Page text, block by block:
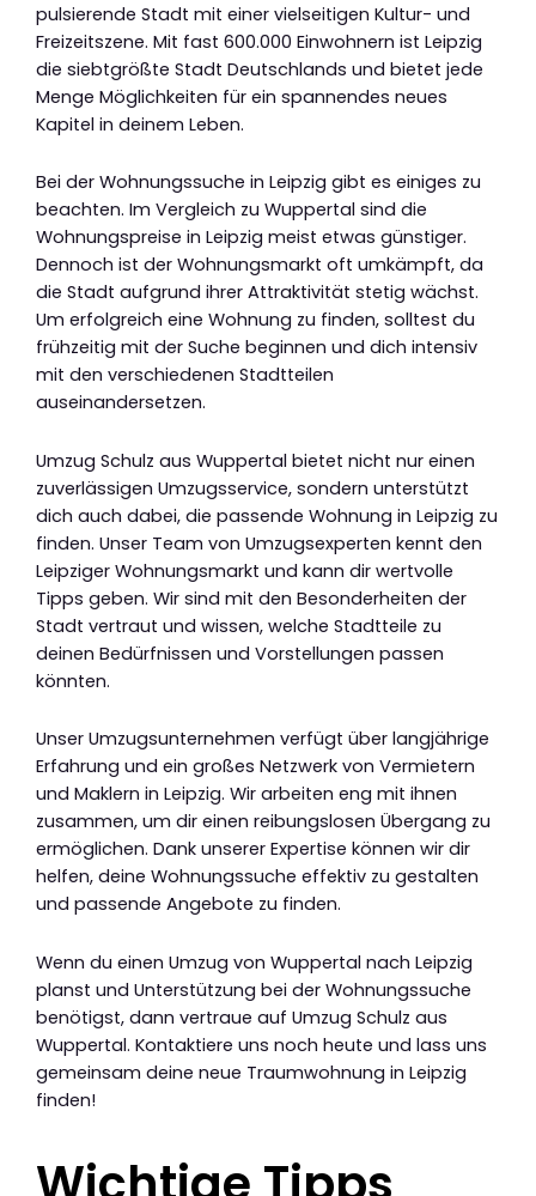
pulsierende Stadt mit einer vielseitigen Kultur- und
Freizeitszene. Mit fast 600.000 Einwohnern ist Leipzig
die siebtgrößte Stadt Deutschlands und bietet jede
Menge Möglichkeiten für ein spannendes neues
Kapitel in deinem Leben.
Bei der Wohnungssuche in Leipzig gibt es einiges zu
beachten. Im Vergleich zu Wuppertal sind die
Wohnungspreise in Leipzig meist etwas günstiger.
Dennoch ist der Wohnungsmarkt oft umkämpft, da
die Stadt aufgrund ihrer Attraktivität stetig wächst.
Um erfolgreich eine Wohnung zu finden, solltest du
frühzeitig mit der Suche beginnen und dich intensiv
mit den verschiedenen Stadtteilen
auseinandersetzen.
Umzug Schulz aus Wuppertal bietet nicht nur einen
zuverlässigen Umzugsservice, sondern unterstützt
dich auch dabei, die passende Wohnung in Leipzig zu
finden. Unser Team von Umzugsexperten kennt den
Leipziger Wohnungsmarkt und kann dir wertvolle
Tipps geben. Wir sind mit den Besonderheiten der
Stadt vertraut und wissen, welche Stadtteile zu
deinen Bedürfnissen und Vorstellungen passen
könnten.
Unser Umzugsunternehmen verfügt über langjährige
Erfahrung und ein großes Netzwerk von Vermietern
und Maklern in Leipzig. Wir arbeiten eng mit ihnen
zusammen, um dir einen reibungslosen Übergang zu
ermöglichen. Dank unserer Expertise können wir dir
helfen, deine Wohnungssuche effektiv zu gestalten
und passende Angebote zu finden.
Wenn du einen Umzug von Wuppertal nach Leipzig
planst und Unterstützung bei der Wohnungssuche
benötigst, dann vertraue auf Umzug Schulz aus
Wuppertal. Kontaktiere uns noch heute und lass uns
gemeinsam deine neue Traumwohnung in Leipzig
finden!